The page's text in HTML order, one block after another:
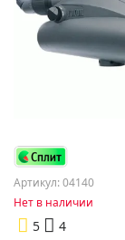
Артикул: 04140
Нет в наличии
5
4